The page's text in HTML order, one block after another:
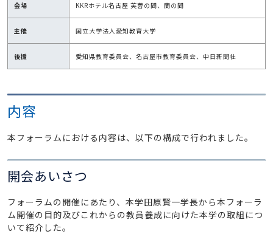
会場 KKRホテル名古屋 芙蓉の間、蘭の間
主催 国立大学法人愛知教育大学
後援 愛知県教育委員会、名古屋市教育委員会、中日新聞社
内容
本フォーラムにおける内容は、以下の構成で行われました。
開会あいさつ
フォーラムの開催にあたり、本学田原賢一学長から本フォーラ
ム開催の目的及びこれからの教員養成に向けた本学の取組につ
いて紹介した。